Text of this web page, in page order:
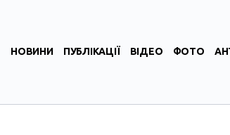
НОВИНИ ПУБЛІКАЦІЇ ВІДЕО ФОТО